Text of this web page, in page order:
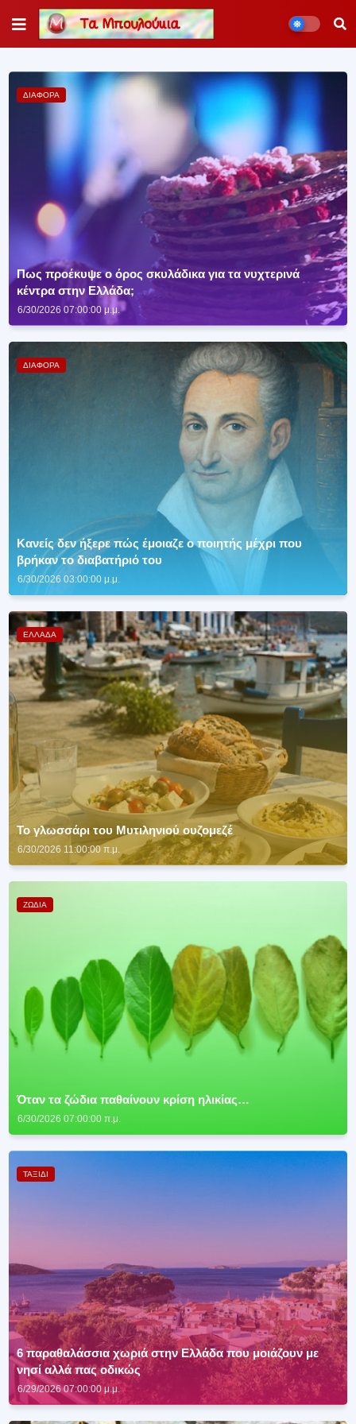
ΔΙΑΦΟΡΑ
Πως προέκυψε ο όρος σκυλάδικα για τα νυχτερινά
κέντρα στην Ελλάδα;
6/30/2026 07:00:00 μ.μ.
ΔΙΑΦΟΡΑ
Κανείς δεν ήξερε πώς έμοιαζε ο ποιητής μέχρι που
βρήκαν το διαβατήριό του
6/30/2026 03:00:00 μ.μ.
ΕΛΛΑΔΑ
Το γλωσσάρι του Μυτιληνιού ουζομεζέ
6/30/2026 11:00:00 π.μ.
ΖΩΔΙΑ
Όταν τα ζώδια παθαίνουν κρίση ηλικίας…
6/30/2026 07:00:00 π.μ.
ΤΑΞΙΔΙ
6 παραθαλάσσια χωριά στην Ελλάδα που μοιάζουν με
νησί αλλά πας οδικώς
6/29/2026 07:00:00 μ.μ.